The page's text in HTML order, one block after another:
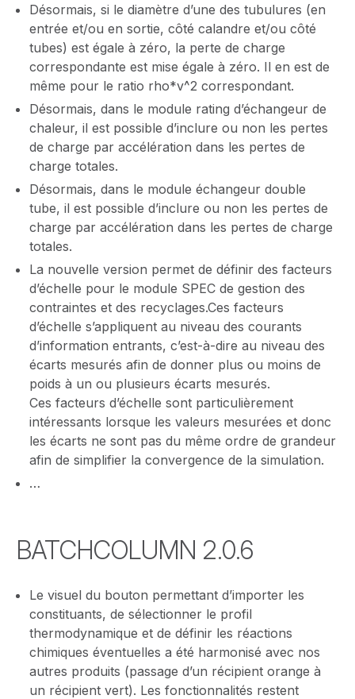
Désormais, si le diamètre d’une des tubulures (en
entrée et/ou en sortie, côté calandre et/ou côté
tubes) est égale à zéro, la perte de charge
correspondante est mise égale à zéro. Il en est de
même pour le ratio rho*v^2 correspondant.
Désormais, dans le module rating d’échangeur de
chaleur, il est possible d’inclure ou non les pertes
de charge par accélération dans les pertes de
charge totales.
Désormais, dans le module échangeur double
tube, il est possible d’inclure ou non les pertes de
charge par accélération dans les pertes de charge
totales.
La nouvelle version permet de définir des facteurs
d’échelle pour le module SPEC de gestion des
contraintes et des recyclages.Ces facteurs
d’échelle s’appliquent au niveau des courants
d’information entrants, c’est-à-dire au niveau des
écarts mesurés afin de donner plus ou moins de
poids à un ou plusieurs écarts mesurés.
Ces facteurs d’échelle sont particulièrement
intéressants lorsque les valeurs mesurées et donc
les écarts ne sont pas du même ordre de grandeur
afin de simplifier la convergence de la simulation.
…
BATCHCOLUMN 2.0.6
Le visuel du bouton permettant d’importer les
constituants, de sélectionner le profil
thermodynamique et de définir les réactions
chimiques éventuelles a été harmonisé avec nos
autres produits (passage d’un récipient orange à
un récipient vert). Les fonctionnalités restent